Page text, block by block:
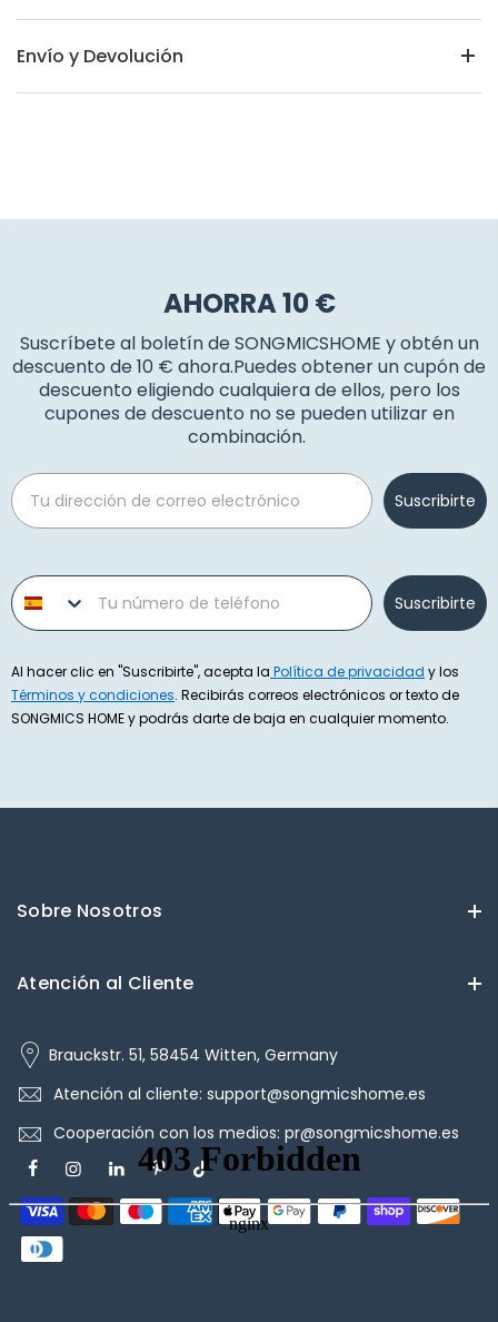
Envío y Devolución
AHORRA 10 €
Suscríbete al boletín de SONGMICSHOME y obtén un
descuento de 10 € ahora.Puedes obtener un cupón de
descuento eligiendo cualquiera de ellos, pero los
cupones de descuento no se pueden utilizar en
combinación.
Email
Suscribirte
Phone number
Suscribirte
Al hacer clic en "Suscribirte", acepta la Política de privacidad y los
Términos y condiciones. Recibirás correos electrónicos or texto de
SONGMICS HOME y podrás darte de baja en cualquier momento.
Sobre Nosotros
Atención al Cliente
Brauckstr. 51, 58454 Witten, Germany
Atención al cliente: support@songmicshome.es
Cooperación con los medios: pr@songmicshome.es